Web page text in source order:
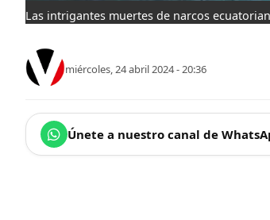
Las intrigantes muertes de narcos
miércoles, 24 abril 2024 - 20:36
Únete a nuestro canal de